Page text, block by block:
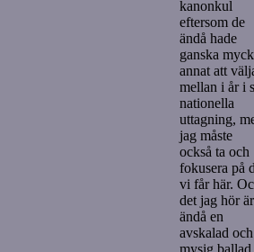
kanonkul
eftersom de
ändå hade
ganska
annat att
mellan i år i
nationella
uttagning,
jag måste
också ta och
fokusera på
vi får här.
det jag hör är
ändå en
avskalad och
mysig ballad